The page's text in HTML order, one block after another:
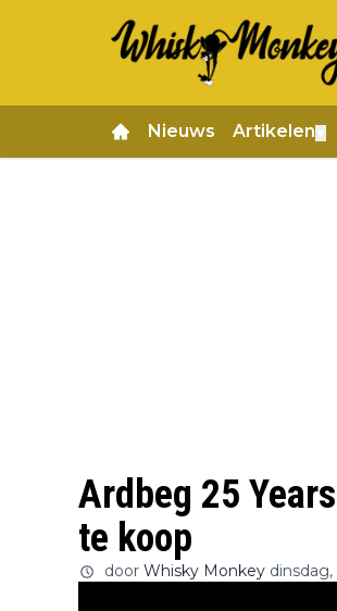
Nieuws Artikelen
Ardbeg 25
te koop
door Whisky Monkey